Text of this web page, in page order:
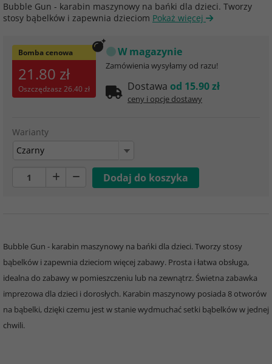
Bubble Gun - karabin maszynowy na bańki dla dzieci. Tworzy
stosy bąbelków i zapewnia dzieciom Pokaż więcej
Bomba cenowa
21.80 zł
Oszczędzasz 26.40 zł
W magazynie
Zamówienia wysyłamy od razu!
Dostawa od 15.90 zł
ceny i opcje dostawy
Warianty
Czarny
Bubble Gun - karabin maszynowy na bańki dla dzieci. Tworzy stosy
bąbelków i zapewnia dzieciom więcej zabawy. Prosta i łatwa obsługa,
idealna do zabawy w pomieszczeniu lub na zewnątrz. Świetna zabawka
imprezowa dla dzieci i dorosłych. Karabin maszynowy posiada 8 otworów
na bąbelki, dzięki czemu jest w stanie wydmuchać setki bąbelków w jednej
chwili.